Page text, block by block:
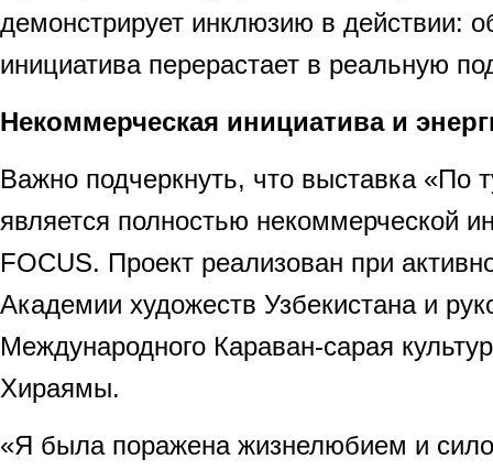
демонстрирует инклюзию в действии:
инициатива перерастает в реальную
Некоммерческая инициатива и
Важно подчеркнуть, что выставка «По
является полностью некоммерческой
FOCUS. Проект реализован при
Академии художеств Узбекистана и
Международного Караван-сарая
Хираямы.
«Я была поражена жизнелюбием и